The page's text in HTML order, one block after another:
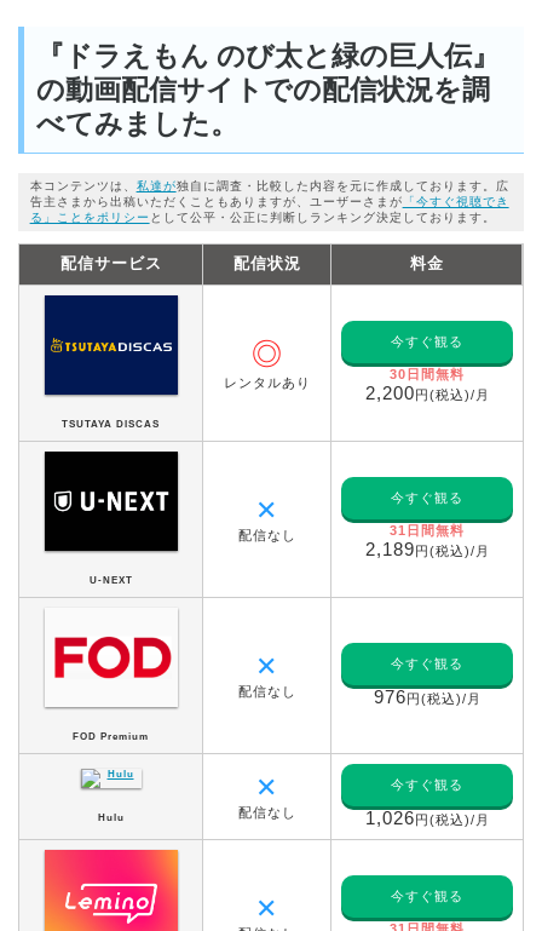
『ドラえもん のび太と緑の巨人伝』
の動画配信サイトでの配信状況を調
べてみました。
本コンテンツは、 私達が独自に調査・比較した内容を元に作成しております。広
告主さまから出稿いただくこともありますが、ユーザーさまが 「今すぐ視聴でき
る」ことをポリシー として公平・公正に判断しランキング決定しております。
配信サービス 配信状況 料金
TSUTAYA DISCAS
◎
レンタルあり
今すぐ観る
30日間無料
2,200円(税込)/月
U-NEXT
✕
配信なし
今すぐ観る
31日間無料
2,189円(税込)/月
FOD Premium
✕
配信なし
今すぐ観る
976円(税込)/月
Hulu
✕
配信なし
今すぐ観る
1,026円(税込)/月
✕ 今すぐ観る